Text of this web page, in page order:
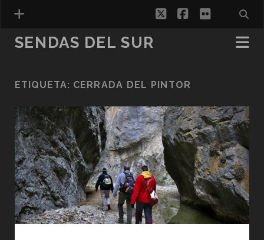
ESPAÑOL
twitterfacebook
flickr
SENDAS DEL SUR
ETIQUETA: CERRADA DEL PINTOR